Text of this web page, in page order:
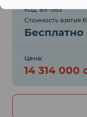
Код: 89-1953
Стоимость взятия
Бесплатно
Цена:
14 314 000